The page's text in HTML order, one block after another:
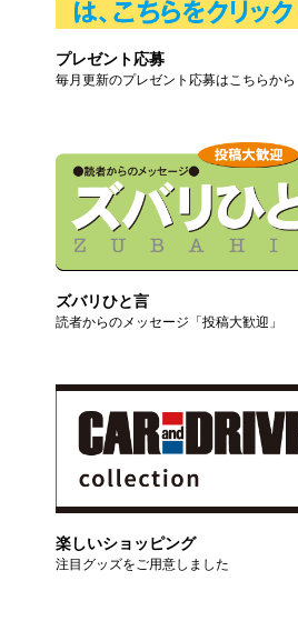
プレゼント応募
毎月更新のプレゼント応募はこちらから
ズバリひと言
読者からのメッセージ「投稿大歓迎」
楽しいショッピング
注目グッズをご用意しました